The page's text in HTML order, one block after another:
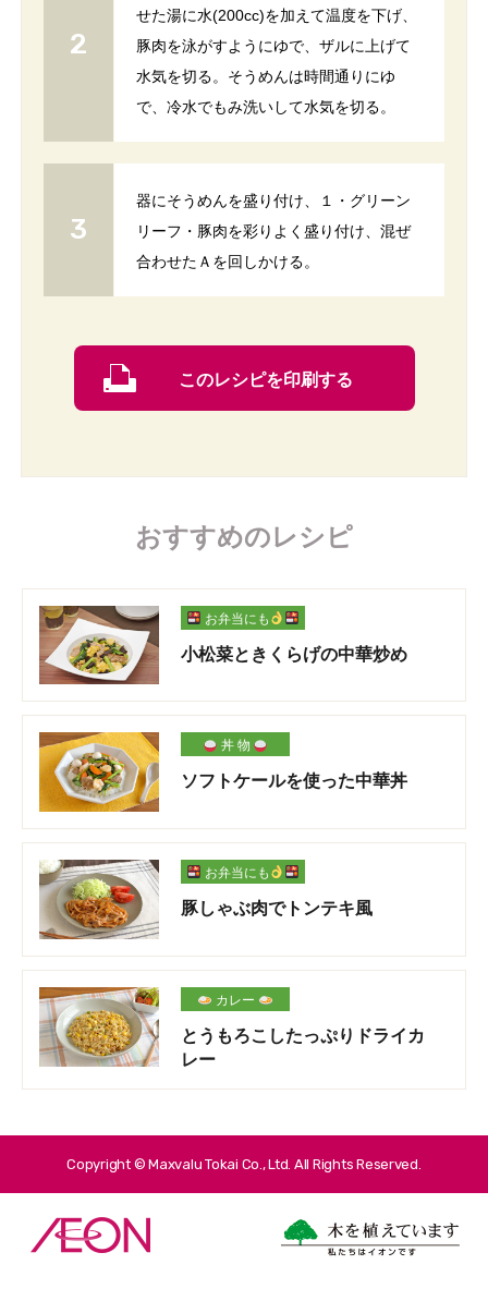
せた湯に水(200cc)を加えて温度を下げ、
豚肉を泳がすようにゆで、ザルに上げて
水気を切る。そうめんは時間通りにゆ
で、冷水でもみ洗いして水気を切る。
器にそうめんを盛り付け、１・グリーン
リーフ・豚肉を彩りよく盛り付け、混ぜ
合わせたＡを回しかける。
このレシピを印刷する
おすすめのレシピ
お弁当にも
小松菜ときくらげの中華炒め
丼 物
ソフトケールを使った中華丼
お弁当にも
豚しゃぶ肉でトンテキ風
カレー
とうもろこしたっぷりドライカ
レー
Copyright © Maxvalu Tokai Co., Ltd. All Rights Reserved.